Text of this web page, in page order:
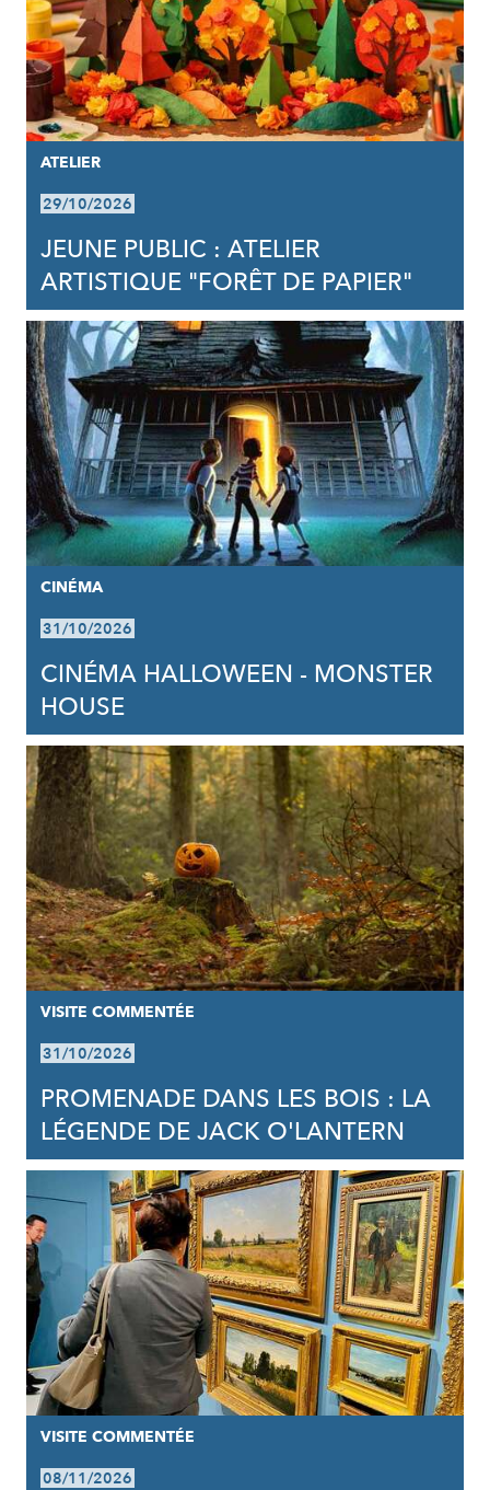
ATELIER
29/10/2026
JEUNE PUBLIC : ATELIER
ARTISTIQUE "FORÊT DE PAPIER"
CINÉMA
31/10/2026
CINÉMA HALLOWEEN - MONSTER
HOUSE
VISITE COMMENTÉE
31/10/2026
PROMENADE DANS LES BOIS : LA
LÉGENDE DE JACK O'LANTERN
VISITE COMMENTÉE
08/11/2026